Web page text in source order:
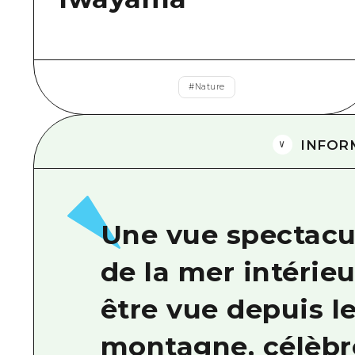
#Nature
Une vue
de la mer
être vue depuis
montagne,